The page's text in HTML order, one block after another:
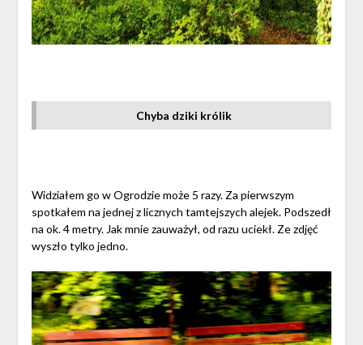
Chyba dziki królik
Widziałem go w Ogrodzie może 5 razy. Za pierwszym
spotkałem na jednej z licznych tamtejszych alejek. Podszedł
na ok. 4 metry. Jak mnie zauważył, od razu uciekł. Ze zdjęć
wyszło tylko jedno.